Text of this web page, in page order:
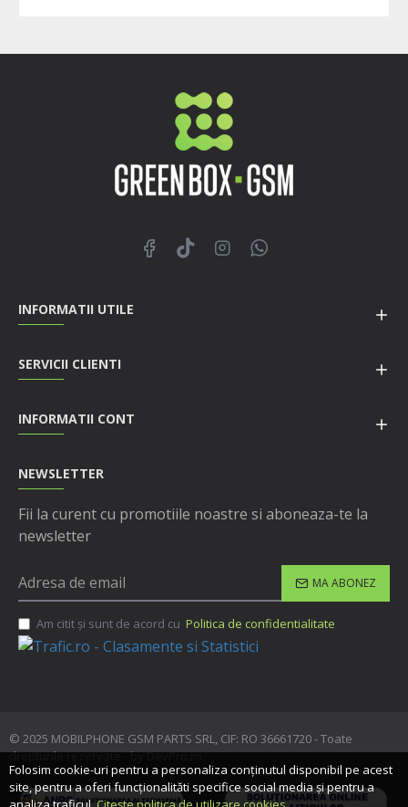
INFORMATII UTILE
SERVICII CLIENTI
INFORMATII CONT
NEWSLETTER
Fii la curent cu promotiile noastre si aboneaza-te la
newsletter
MA ABONEZ
Am citit şi sunt de acord cu Politica de confidentialitate
© 2025 MOBILPHONE GSM PARTS SRL, CIF: RO 36661720 - Toate
drepturile rezervate - by DevPro.ro
Folosim cookie-uri pentru a personaliza conținutul disponibil pe acest
site, pentru a oferi funcționalităti specifice social media și pentru a